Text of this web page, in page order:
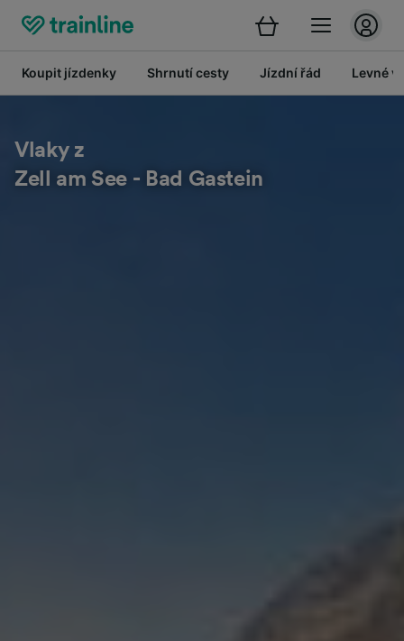
Koupit jízdenky Shrnutí cesty Jízdní řád Levné
Vlaky z
Zell am See - Bad Gastein